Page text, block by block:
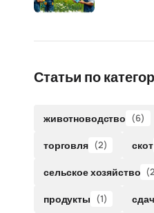
Статьи по
животноводство (6)
торговля (2) скот
сельское хозяйство
продукты (1)